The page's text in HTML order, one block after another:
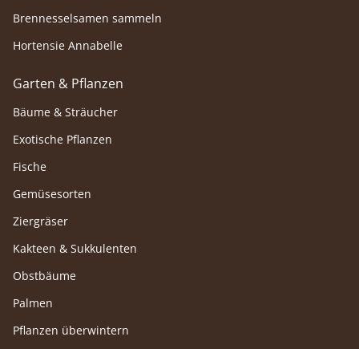
Brennesselsamen sammeln
Hortensie Annabelle
Garten & Pflanzen
Bäume & Sträucher
Exotische Pflanzen
Fische
Gemüsesorten
Ziergräser
Kakteen & Sukkulenten
Obstbäume
Palmen
Pflanzen überwintern